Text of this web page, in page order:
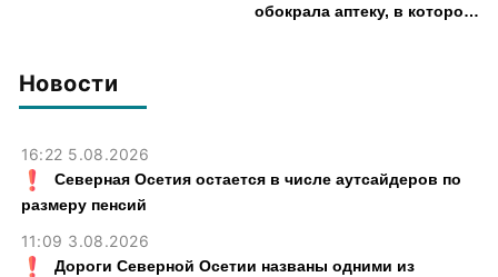
Новости
16:22 5.08.2026
Северная Осетия остается в числе аутсайдеров по
размеру пенсий
11:09 3.08.2026
Дороги Северной Осетии названы одними из
обокрала аптеку, в которой